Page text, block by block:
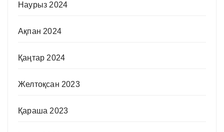
Наурыз 2024
Ақпан 2024
Қаңтар 2024
Желтоқсан 2023
Қараша 2023